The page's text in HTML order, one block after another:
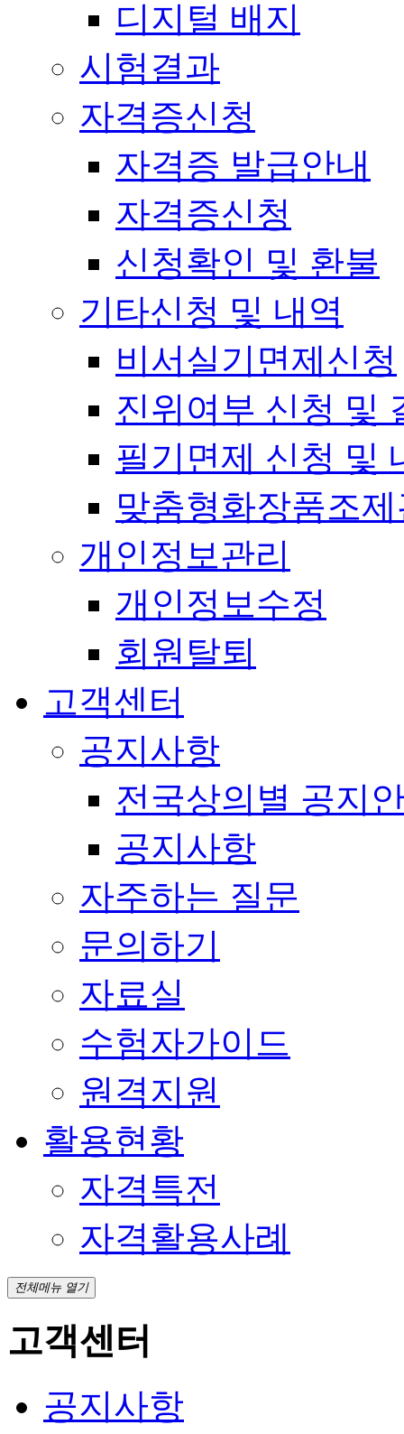
디지털 배지
시험결과
자격증신청
자격증 발급안내
자격증신청
신청확인 및 환불
기타신청 및 내역
비서실기면제신청
진위여부 신청 및
필기면제 신청 및
맞춤형화장품조
개인정보관리
개인정보수정
회원탈퇴
고객센터
공지사항
전국상의별 공지
공지사항
자주하는 질문
문의하기
자료실
수험자가이드
원격지원
활용현황
자격특전
자격활용사례
전체메뉴 열기
고객센터
공지사항